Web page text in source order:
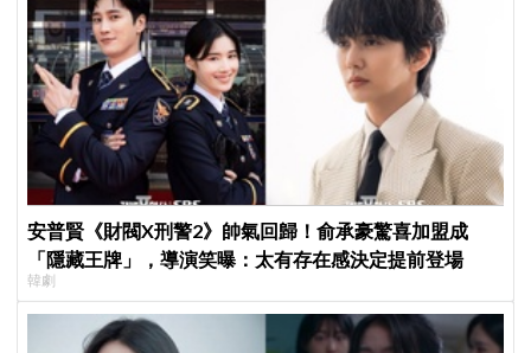
安普賢《財閥X刑警2》帥氣回歸！俞承豪驚喜加盟成
「隱藏王牌」，導演笑曝：太有存在感決定提前登場
韓劇